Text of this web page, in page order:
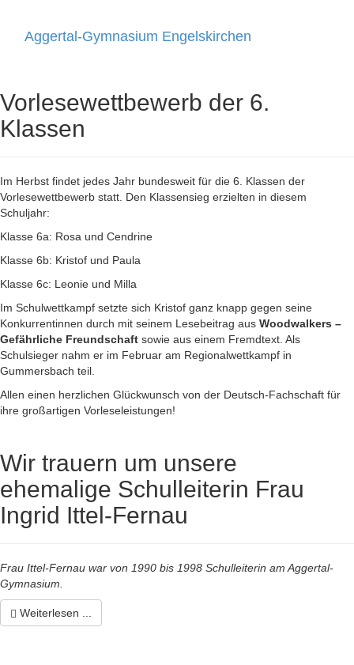
Aggertal-Gymnasium Engelskirchen
Vorlesewettbewerb der 6.
Klassen
Im Herbst findet jedes Jahr bundesweit für die 6. Klassen der
Vorlesewettbewerb statt. Den Klassensieg erzielten in diesem
Schuljahr:
Klasse 6a: Rosa und Cendrine
Klasse 6b: Kristof und Paula
Klasse 6c: Leonie und Milla
Im Schulwettkampf setzte sich Kristof ganz knapp gegen seine
Konkurrentinnen durch mit seinem Lesebeitrag aus Woodwalkers –
Gefährliche Freundschaft sowie aus einem Fremdtext. Als
Schulsieger nahm er im Februar am Regionalwettkampf in
Gummersbach teil.
Allen einen herzlichen Glückwunsch von der Deutsch-Fachschaft für
ihre großartigen Vorleseleistungen!
Wir trauern um unsere
ehemalige Schulleiterin Frau
Ingrid Ittel-Fernau
Frau Ittel-Fernau war von 1990 bis 1998 Schulleiterin am Aggertal-
Gymnasium.
Weiterlesen ...